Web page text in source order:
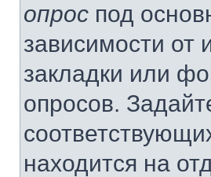
опрос под
зависимости от
закладки или
опросов.
находится на